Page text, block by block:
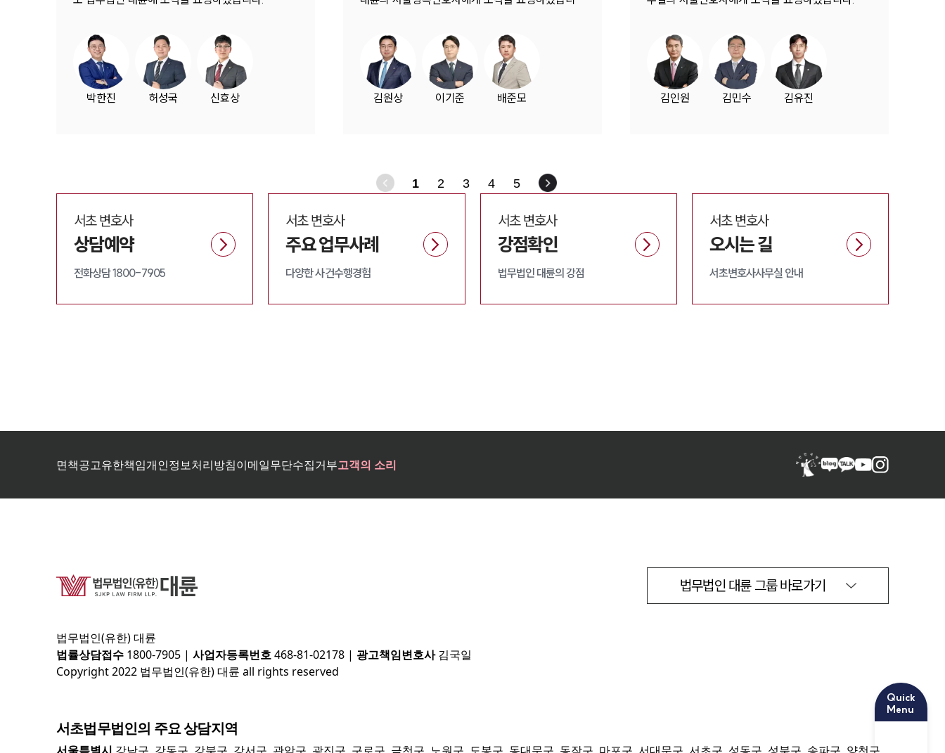
Quick
Menu
박한진 허성국 신효상 김원상 이기준 배준모 김인원 김민수 김유진
1 2 3 4 5
서초변호사
상담예약
전화상담 1800-7905
서초변호사
주요 업무사례
다양한 사건수행경험
서초변호사
강점확인
법무법인 대륜의 강점
서초변호사
오시는 길
서초변호사사무실 안내
면책공고유한책임개인정보처리방침이메일무단수집거부고객의 소리
법무법인 대륜 그룹 바로가기
법무법인(유한) 대륜
법률상담접수 1800-7905 | 사업자등록번호468-81-02178 | 광고책임변호사김국일
Copyright 2022 법무법인(유한) 대륜 all rights reserved
서초법무법인의 주요 상담지역